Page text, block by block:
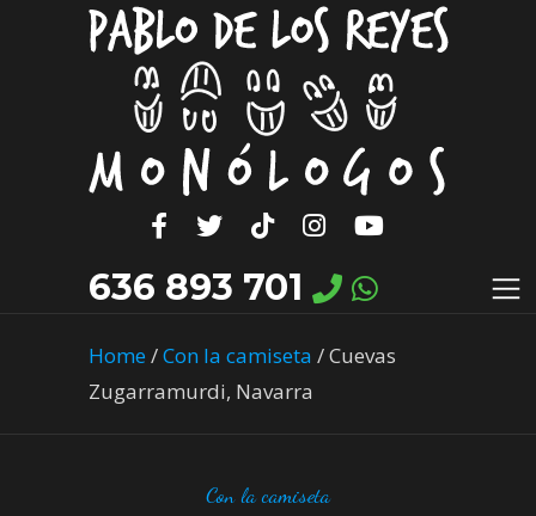
636 893 701
Home/Con la camiseta /Cuevas
Zugarramurdi, Navarra
Con la camiseta